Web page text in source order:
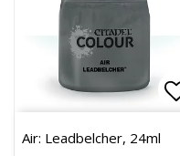
Air: Leadbelcher, 24ml